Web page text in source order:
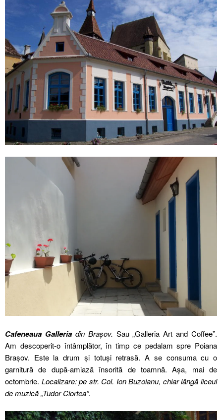
Cafeneaua Galleria din Brașov. Sau „Galleria Art and Coffee”.
Am descoperit-o întâmplător, în timp ce pedalam spre Poiana
Brașov. Este la drum și totuși retrasă. A se consuma cu o
garnitură de după-amiază însorită de toamnă. Așa, mai de
octombrie. Localizare: pe str. Col. Ion Buzoianu, chiar lângă liceul
de muzică „Tudor Ciortea”.